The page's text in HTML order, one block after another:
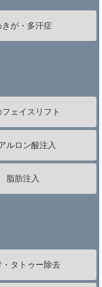
きが・多汗症
フェイスリフト
ルロン酸注入
脂肪注入
・タトゥー除去